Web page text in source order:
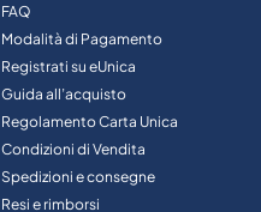
FAQ
Modalità di Pagamento
Registrati su eUnica
Guida all’acquisto
Regolamento Carta Unica
Condizioni di Vendita
Spedizioni e consegne
Resi e rimborsi